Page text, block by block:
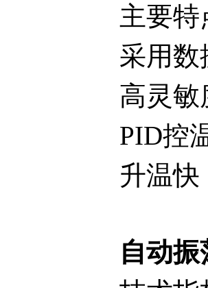
主要
采用
高灵
PID控
升温
自动